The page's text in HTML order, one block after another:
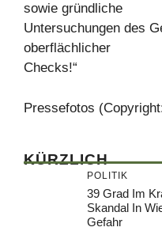
sowie gründliche
Untersuchungen des
oberflächlicher
Checks!“
Pressefotos
KÜRZLICH
POLITIK
39 Grad Im
Skandal In
Gefahr